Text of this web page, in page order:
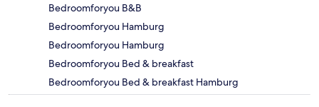
Bedroomforyou B&B
Bedroomforyou Hamburg
Bedroomforyou Hamburg
Bedroomforyou Bed & breakfast
Bedroomforyou Bed & breakfast Hamburg